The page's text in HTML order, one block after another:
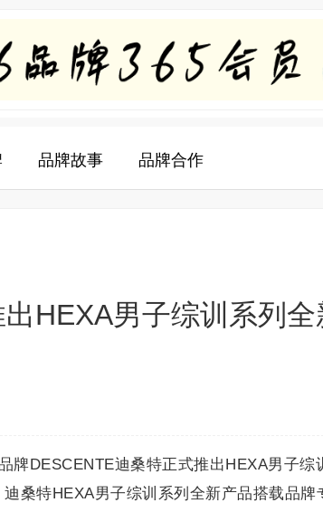
品牌故事 品牌合作
HEXA男子综训系列全
牌DESCENTE迪桑特正式推出HEXA男子综
桑特HEXA男子综训系列全新产品搭载品牌